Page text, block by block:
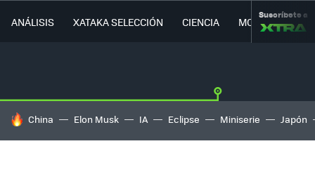
ANÁLISIS XATAKA SELECCIÓN CIENCIA MOVILIDAD
Suscríbete a
HOY SE HABLA DE
China Elon Musk IA Eclipse Miniserie Japón